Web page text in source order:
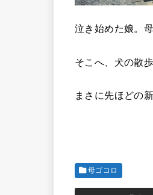
泣き始めた娘。
そこへ、犬の散
まさに先ほどの
母ゴコロ